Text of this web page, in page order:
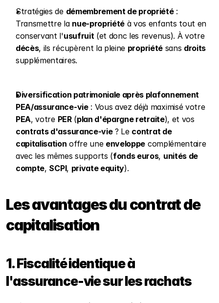
Stratégies de démembrement de propriété :
Transmettre la nue-propriété à vos enfants tout en
conservant l'usufruit
(et donc les revenus). À votre
décès, ils récupèrent la pleine propriété sans droits
supplémentaires.
Diversification patrimoniale après plafonnement
PEA/assurance-vie
: Vous avez déjà maximisé votre
PEA, votre PER (plan d'épargne retraite
contrats d'assurance-vie ? Le contrat de
capitalisation offre une enveloppe complémentaire
avec les mêmes supports (fonds euros, unités de
compte, SCPI, private equity).
Les avantages du contrat de
capitalisation
1. Fiscalité identique à
l'assurance-vie sur les rachats